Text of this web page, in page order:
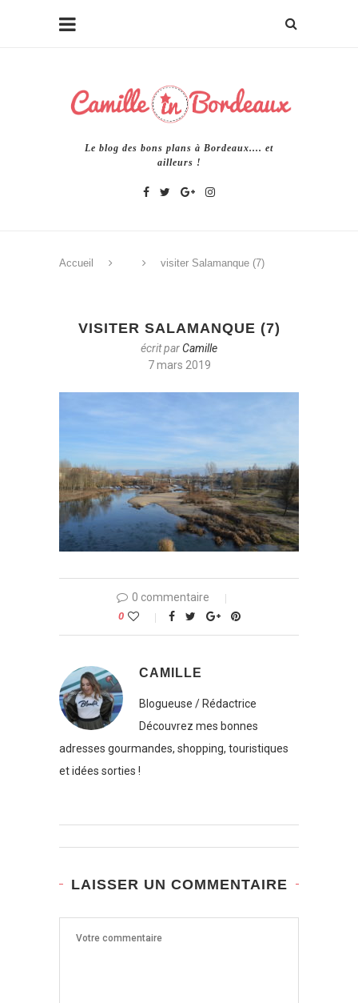
Le blog des bons plans à Bordeaux.... et
ailleurs !
Accueil visiter Salamanque (7)
VISITER SALAMANQUE (7)
écrit parCamille
7 mars 2019
0 commentaire
0
CAMILLE
Blogueuse / Rédactrice
Découvrez mes bonnes
adresses gourmandes, shopping, touristiques
et idées sorties !
LAISSER UN COMMENTAIRE